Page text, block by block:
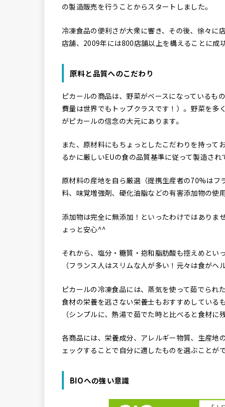
の製造販売を行うことからスタートしました。
冷凍食品の便利さが大衆に響き、その後、徐々
店舗、2009年には800店舗以上を構えることに成
原料と品質へのこだわり
ピカールの商品は、野菜がベースになっているも
費量は世界でもトップクラスです！）。野菜を多
がピカールの信念の大元にあります。
また、原材料にもちょっとしたこだわりを持って
るかに厳しいEUの食の品質基準に従って製造され
原材料の産地を自ら厳選（提携生産者の70%は
料、味覚増強剤、硬化油脂などの有害添加物の使
添加物は完全に無添加！といったわけではありま
ょっと安心^^
それから、塩分・糖質・抱和脂肪酸も控えめとい
（フランス人はスリムな人が多い！元々は食がヘ
ピカールの冷凍食品には、蒸気を使って茹でられ
食材の栄養を逃さない栄養士もおすすめしているも
（シンプルに、熱湯で茹でた時と比べると食材に
各商品には、栄養成分、アレルギー物質、生産地
ェックすることで自分に適したものを選ぶことがで
BIOへの強い意識